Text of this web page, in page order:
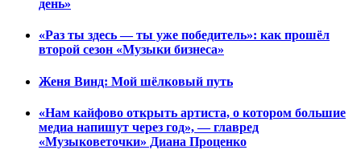
день»
«Раз ты здесь — ты уже победитель»: как прошёл
второй сезон «Музыки бизнеса»
Женя Винд: Мой шёлковый путь
«Нам кайфово открыть артиста, о котором большие
медиа напишут через год», — главред
«Музыковеточки» Диана Проценко